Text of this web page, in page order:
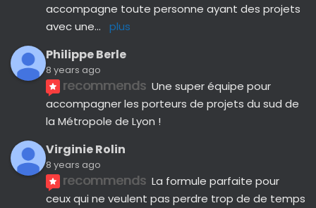
accompagne toute personne ayant des projets
avec une... plus
Philippe Berle
8 years ago
recommends Une super équipe pour
accompagner les porteurs de projets du sud de
la Métropole de Lyon !
Virginie Rolin
8 years ago
recommends La formule parfaite pour
ceux qui ne veulent pas perdre trop de de temps